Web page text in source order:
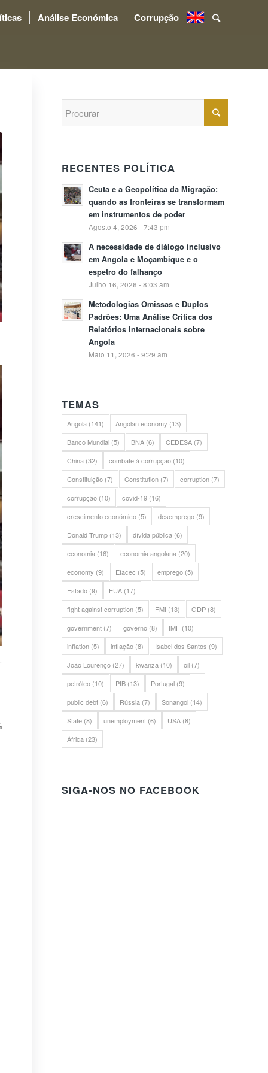
Análise Económica Corrupção .
RECENTES POLÍTICA
Ceuta e a Geopolítica da Migração:
quando as fronteiras se transformam
em instrumentos de poder
Agosto 4, 2026 - 7:43 pm
A necessidade de diálogo inclusivo
em Angola e Moçambique e o
espetro do falhanço
Julho 16, 2026 - 8:03 am
Metodologias Omissas e Duplos
Padrões: Uma Análise Crítica dos
Relatórios Internacionais sobre
Angola
Maio 11, 2026 - 9:29 am
TEMAS
Angola (141) Angolan economy (13)
Banco Mundial (5) BNA (6) CEDESA (7)
China (32) combate à corrupção (10)
Constituição (7) Constitution (7) corruption (7)
corrupção (10) covid-19 (16)
crescimento económico (5) desemprego (9)
Donald Trump (13) dívida pública (6)
economia (16) economia angolana (20)
economy (9) Efacec (5) emprego (5)
Estado (9) EUA (17)
fight against corruption (5) FMI (13) GDP (8)
government (7) governo (8) IMF (10)
inflation (5) inflação (8) Isabel dos Santos (9)
João Lourenço (27) kwanza (10) oil (7)
petróleo (10) PIB (13) Portugal (9)
public debt (6) Rússia (7) Sonangol (14)
State (8) unemployment (6) USA (8)
África (23)
SIGA-NOS NO FACEBOOK